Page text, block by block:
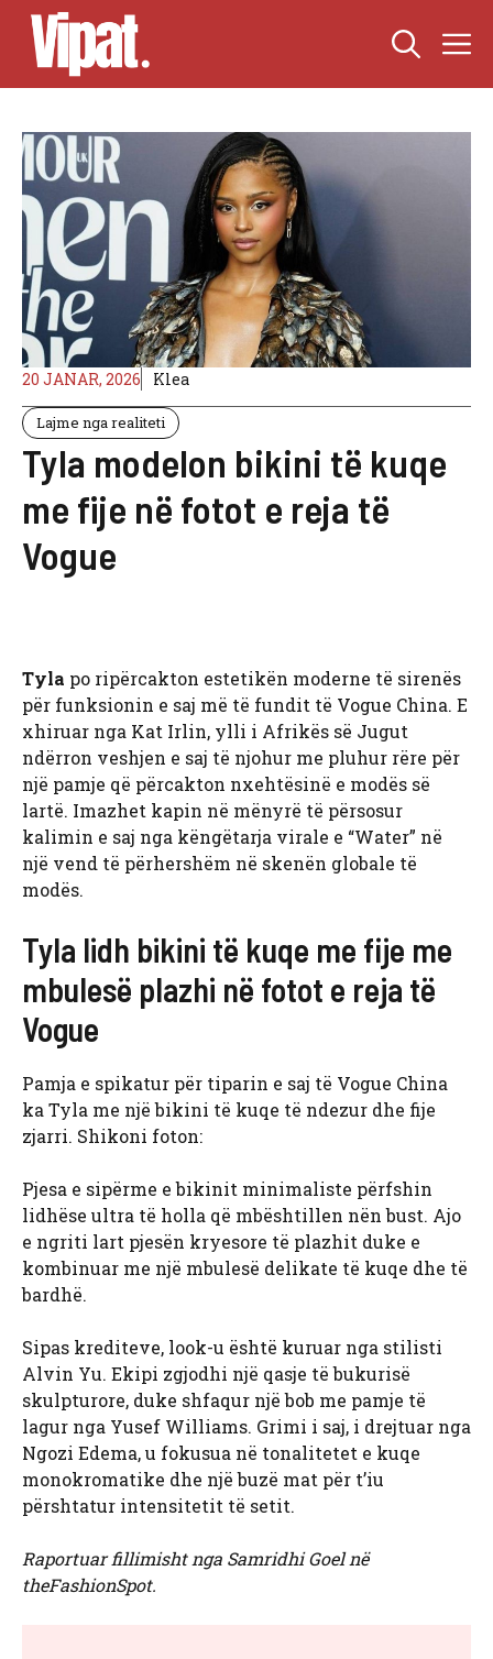
Skip
content
20 JANAR, 2026 Klea
Lajme nga realiteti
Tyla modelon bikini të kuqe
me fije në fotot e reja të
Vogue
Tyla po ripërcakton estetikën moderne të sirenës
për funksionin e saj më të fundit të Vogue China. E
xhiruar nga Kat Irlin, ylli i Afrikës së Jugut
ndërron veshjen e saj të njohur me pluhur rëre për
një pamje që përcakton nxehtësinë e modës së
lartë. Imazhet kapin në mënyrë të përsosur
kalimin e saj nga këngëtarja virale e “Water” në
një vend të përhershëm në skenën globale të
modës.
Tyla lidh bikini të kuqe me fije me
mbulesë plazhi në fotot e reja të
Vogue
Pamja e spikatur për tiparin e saj të Vogue China
ka Tyla me një bikini të kuqe të ndezur dhe fije
zjarri. Shikoni foton:
Pjesa e sipërme e bikinit minimaliste përfshin
lidhëse ultra të holla që mbështillen nën bust. Ajo
e ngriti lart pjesën kryesore të plazhit duke e
kombinuar me një mbulesë delikate të kuqe dhe të
bardhë.
Sipas krediteve, look-u është kuruar nga stilisti
Alvin Yu. Ekipi zgjodhi një qasje të bukurisë
skulpturore, duke shfaqur një bob me pamje të
lagur nga Yusef Williams. Grimi i saj, i drejtuar nga
Ngozi Edema, u fokusua në tonalitetet e kuqe
monokromatike dhe një buzë mat për t’iu
përshtatur intensitetit të setit.
Raportuar fillimisht nga Samridhi Goel në
theFashionSpot.